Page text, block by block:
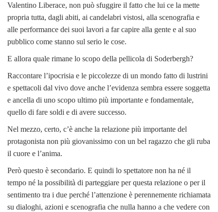
Valentino Liberace, non può sfuggire il fatto che lui ce la mette
propria tutta, dagli abiti, ai candelabri vistosi, alla scenografia e
alle performance dei suoi lavori a far capire alla gente e al suo
pubblico come stanno sul serio le cose.
E allora quale rimane lo scopo della pellicola di Soderbergh?
Raccontare l’ipocrisia e le piccolezze di un mondo fatto di lustrini
e spettacoli dal vivo dove anche l’evidenza sembra essere soggetta
e ancella di uno scopo ultimo più importante e fondamentale,
quello di fare soldi e di avere successo.
Nel mezzo, certo, c’è anche la relazione più importante del
protagonista non più giovanissimo con un bel ragazzo che gli ruba
il cuore e l’anima.
Però questo è secondario. E quindi lo spettatore non ha né il
tempo né la possibilità di parteggiare per questa relazione o per il
sentimento tra i due perché l’attenzione è perennemente richiamata
su dialoghi, azioni e scenografia che nulla hanno a che vedere con